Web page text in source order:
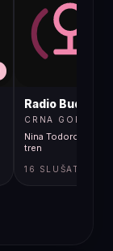
Radio Budva
CRNA GORA
Nina Todorovic -
tren
16 SLUŠATELJA